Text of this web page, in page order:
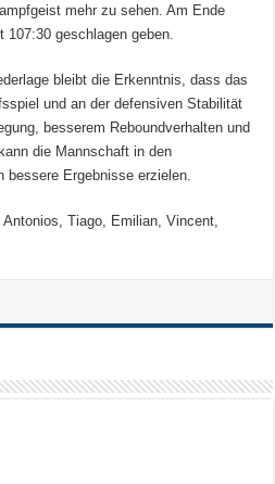
mehr zu sehen. Am Ende
geschlagen geben.
bleibt die Erkenntnis, dass das
und an der defensiven Stabilität
besserem Reboundverhalten und
die Mannschaft in den
bessere Ergebnisse erzielen.
Antonios, Tiago, Emilian, Vincent,